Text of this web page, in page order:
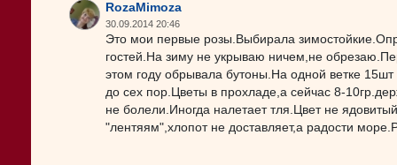
RozaMimoza
30.09.2014 20:46
Это мои первые розы.Выбирала
гостей.На зиму не укрываю ничем,не
этом году обрывала бутоны.На одной ветке
до сех пор.Цветы в прохладе,а сейчас 8-
не болели.Иногда налетает тля.Цвет не
"лентяям",хлопот не доставляет,а радости